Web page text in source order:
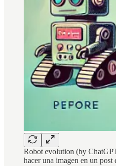
Robot evolution (by
hacer una imagen en un post